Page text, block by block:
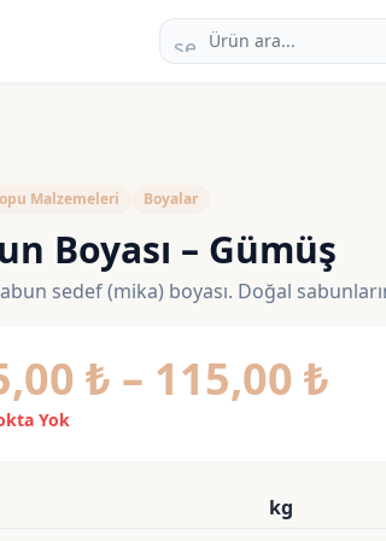
search
Malzemeleri Boyalar
Boyası – Gümüş
sedef (mika) boyası. Doğal
₺ – 115,00 ₺
-
Yok
kg